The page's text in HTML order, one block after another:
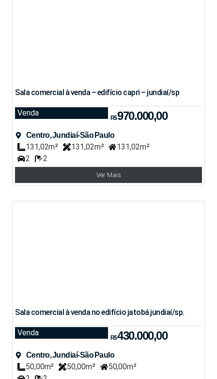
Sala comercial à venda – edifício capri – jundiaí/sp
Venda
R$970.000,00
Centro, Jundiaí-São Paulo
131,02m² 131,02m²
131,02m²
2
2
Ver Mais
Sala comercial à venda no edifício jatobá jundiaí/sp.
Venda
R$430.000,00
Centro, Jundiaí-São Paulo
50,00m² 50,00m²
50,00m²